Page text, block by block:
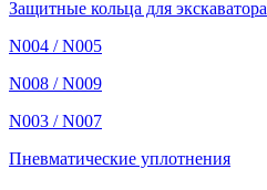
Защитные кольца для экскаватора
N004 / N005
N008 / N009
N003 / N007
Пневматические уплотнения